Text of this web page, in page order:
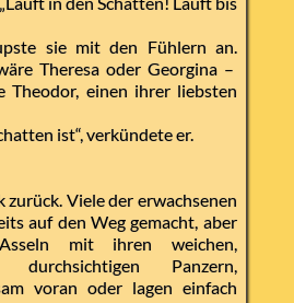
sie mit den Fühlern an.
Theresa oder Georgina –
Theodor, einen ihrer liebsten
ist“, verkündete er.
zurück. Viele der erwachsenen
auf den Weg gemacht, aber
mit ihren weichen,
durchsichtigen Panzern,
voran oder lagen einfach